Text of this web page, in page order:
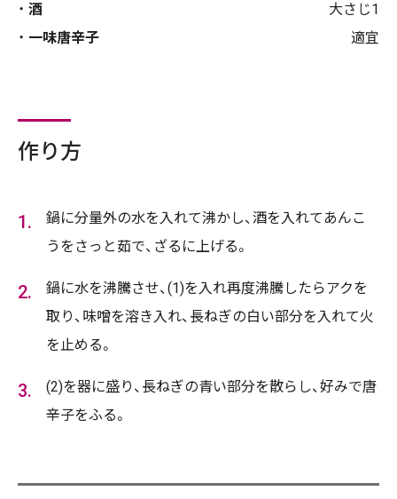
酒
大さじ1
一味唐辛子
適宜
作り方
鍋に分量外の水を入れて沸かし、酒を入れてあんこ
うをさっと茹で、ざるに上げる。
鍋に水を沸騰させ、(1)を入れ再度沸騰したらアクを
取り、味噌を溶き入れ、長ねぎの白い部分を入れて火
を止める。
(2)を器に盛り、長ねぎの青い部分を散らし、好みで唐
辛子をふる。